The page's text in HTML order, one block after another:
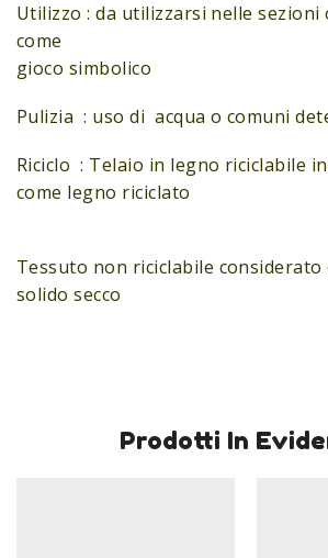
Utilizzo : da utilizzarsi nelle sezioni
come
gioco simbolico
Pulizia : uso di acqua o comuni
Riciclo : Telaio in legno riciclabile
come legno riciclato
Tessuto non riciclabile
solido secco
Prodotti In